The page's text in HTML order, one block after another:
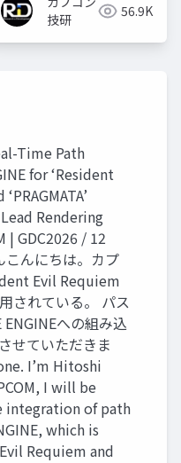
技研
56.9K
Time Path
for ‘Resident
Rendering
| GDC2026 / 12
こんにちは。カプ
Evil Requiem
されている。 パス
ENGINEへの組み込
せていただきま
I’m Hitoshi
I will be
integration of path
which is
Requiem and